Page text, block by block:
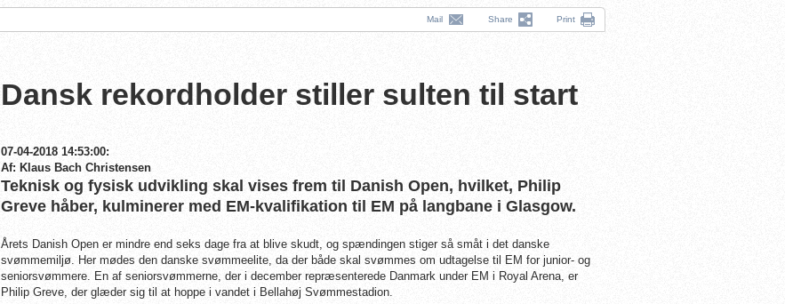
Mail Share Print
Dansk rekordholder stiller sulten til start
07-04-2018 14:53:00:
Af: Klaus Bach Christensen
Teknisk og fysisk udvikling skal vises frem til Danish Open, hvilket, Philip
Greve håber, kulminerer med EM-kvalifikation til EM på langbane i Glasgow.
Årets Danish Open er mindre end seks dage fra at blive skudt, og spændingen stiger så småt i det danske
svømmemiljø. Her mødes den danske svømmeelite, da der både skal svømmes om udtagelse til EM for junior- og
seniorsvømmere. En af seniorsvømmerne, der i december repræsenterede Danmark under EM i Royal Arena, er
Philip Greve, der glæder sig til at hoppe i vandet i Bellahøj Svømmestadion.